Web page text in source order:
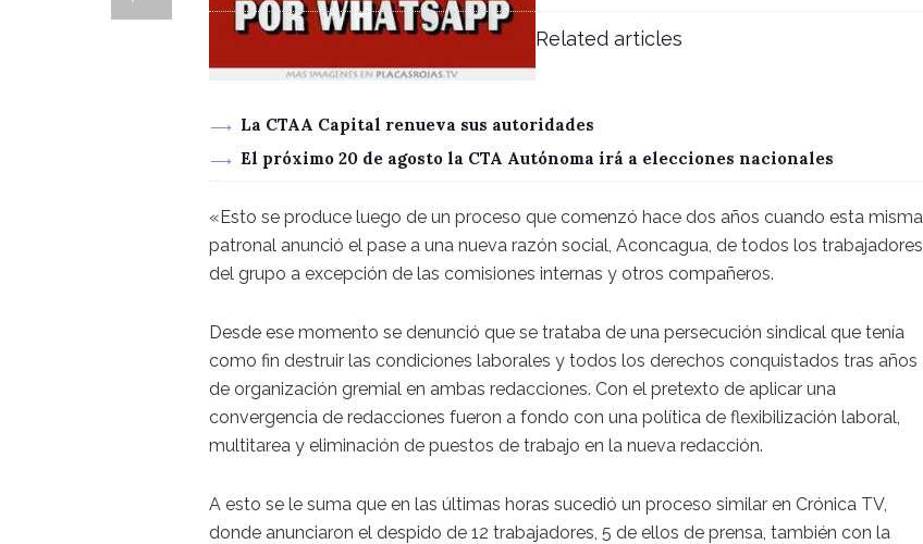
Related articles
La CTAA Capital renueva sus autoridades
El próximo 20 de agosto la CTA Autónoma irá a elecciones nacionales
«Esto se produce luego de un proceso que comenzó hace dos años cuando esta misma
patronal anunció el pase a una nueva razón social, Aconcagua, de todos los trabajadores
del grupo a excepción de las comisiones internas y otros compañeros.
Desde ese momento se denunció que se trataba de una persecución sindical que tenía
como fin destruir las condiciones laborales y todos los derechos conquistados tras años
de organización gremial en ambas redacciones. Con el pretexto de aplicar una
convergencia de redacciones fueron a fondo con una política de flexibilización laboral,
multitarea y eliminación de puestos de trabajo en la nueva redacción.
A esto se le suma que en las últimas horas sucedió un proceso similar en Crónica TV,
donde anunciaron el despido de 12 trabajadores, 5 de ellos de prensa, también con la